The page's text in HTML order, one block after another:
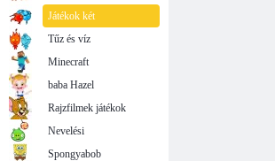
Játékok két
Tűz és víz
Minecraft
baba Hazel
Rajzfilmek játékok
Nevelési
Spongyabob